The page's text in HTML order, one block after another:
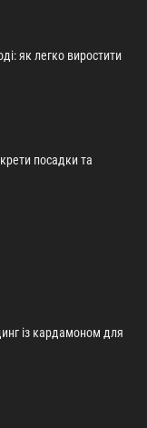
як легко виростити
посадки та
із кардамоном для